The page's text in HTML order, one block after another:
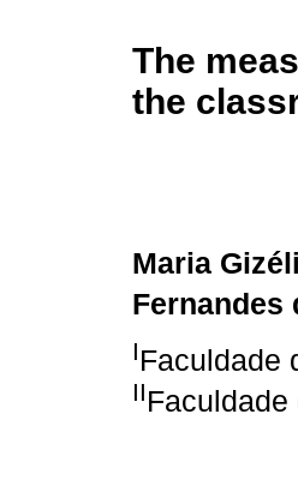
The
the
Maria
Fernandes
IFaculdade
II